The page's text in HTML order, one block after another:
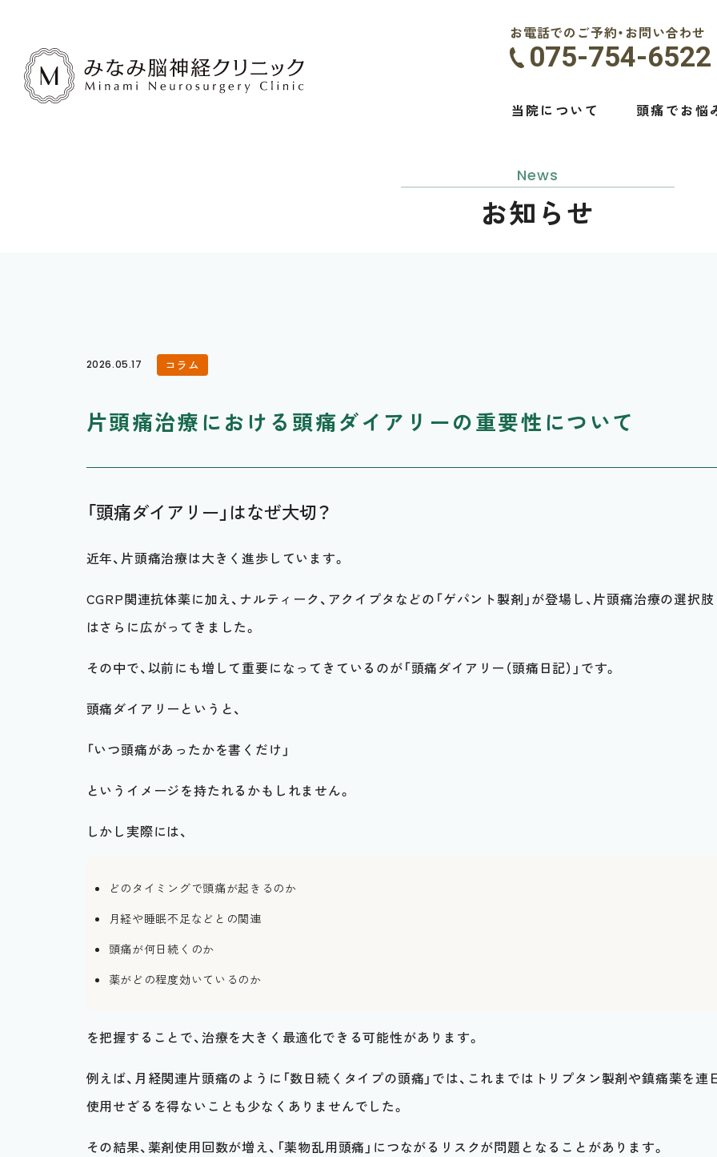
お電話でのご予約・お問い合わせ
075-754-6522
当院について 頭痛でお悩
News
お知らせ
2026.05.17 コラム
片頭痛治療における頭痛ダイアリーの重要性について
「頭痛ダイアリー」はなぜ大切？
近年、片頭痛治療は大きく進歩しています。
CGRP関連抗体薬に加え、ナルティーク、アクイプタなどの「ゲパント製剤」が登場し、片頭痛治療の選択肢
はさらに広がってきました。
その中で、以前にも増して重要になってきているのが「頭痛ダイアリー（頭痛日記）」です。
頭痛ダイアリーというと、
「いつ頭痛があったかを書くだけ」
というイメージを持たれるかもしれません。
しかし実際には、
どのタイミングで頭痛が起きるのか
月経や睡眠不足などとの関連
頭痛が何日続くのか
薬がどの程度効いているのか
を把握することで、治療を大きく最適化できる可能性があります。
例えば、月経関連片頭痛のように「数日続くタイプの頭痛」では、これまではトリプタン製剤や鎮痛薬を連
使用せざるを得ないことも少なくありませんでした。
その結果、薬剤使用回数が増え、「薬物乱用頭痛」につながるリスクが問題となることがあります。